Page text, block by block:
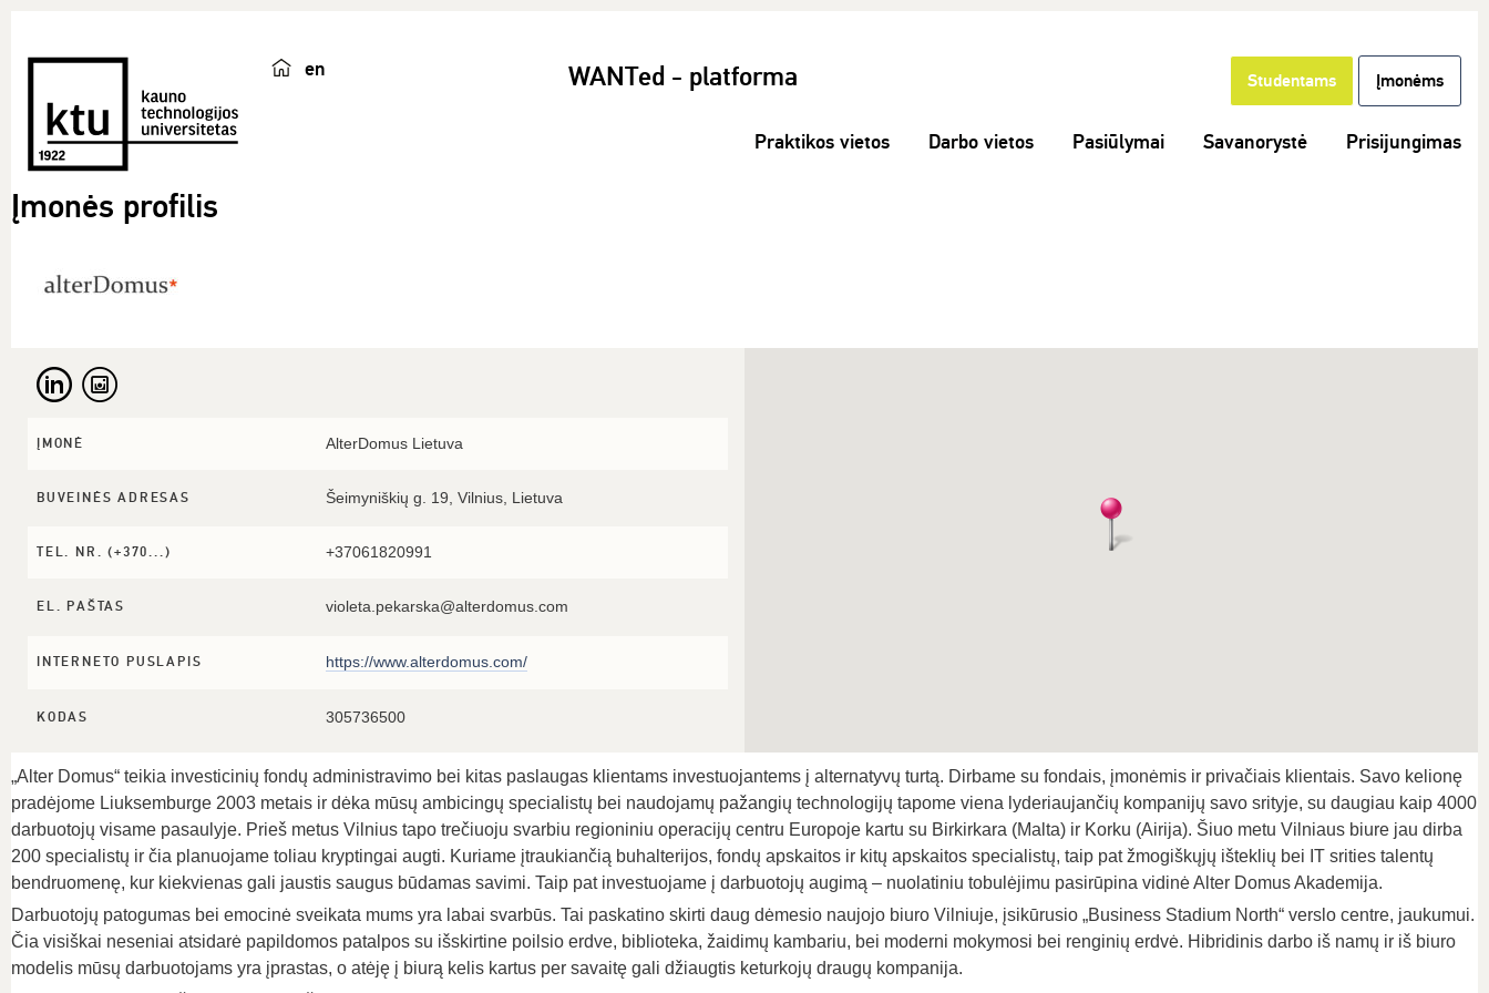
en WANTed - platforma Studentams Įmonėms
Praktikos vietos Darbo vietos Pasiūlymai Savanorystė Prisijungimas
Įmonės profilis
ĮMONĖ AlterDomus Lietuva
BUVEINĖS ADRESAS Šeimyniškių g. 19, Vilnius, Lietuva
TEL. NR. (+370...) +37061820991
EL. PAŠTAS violeta.pekarska@alterdomus.com
INTERNETO PUSLAPIS https://www.alterdomus.com/
KODAS 305736500
„Alter Domus“ teikia investicinių fondų administravimo bei kitas paslaugas klientams investuojantems į alternatyvų turtą. Dirbame su fondais, įmonėmis ir privačiais klientais. Savo kelionę
pradėjome Liuksemburge 2003 metais ir dėka mūsų ambicingų specialistų bei naudojamų pažangių technologijų tapome viena lyderiaujančių kompanijų savo srityje, su daugiau kaip 4000
darbuotojų visame pasaulyje. Prieš metus Vilnius tapo trečiuoju svarbiu regioniniu operacijų centru Europoje kartu su Birkirkara (Malta) ir Korku (Airija). Šiuo metu Vilniaus biure jau dirba
200 specialistų ir čia planuojame toliau kryptingai augti. Kuriame įtraukiančią buhalterijos, fondų apskaitos ir kitų apskaitos specialistų, taip pat žmogiškųjų išteklių bei IT srities talentų
bendruomenę, kur kiekvienas gali jaustis saugus būdamas savimi. Taip pat investuojame į darbuotojų augimą – nuolatiniu tobulėjimu pasirūpina vidinė Alter Domus Akademija.
Darbuotojų patogumas bei emocinė sveikata mums yra labai svarbūs. Tai paskatino skirti daug dėmesio naujojo biuro Vilniuje, įsikūrusio „Business Stadium North“ verslo centre, jaukumui.
Čia visiškai neseniai atsidarė papildomos patalpos su išskirtine poilsio erdve, biblioteka, žaidimų kambariu, bei moderni mokymosi bei renginių erdvė. Hibridinis darbo iš namų ir iš biuro
modelis mūsų darbuotojams yra įprastas, o atėję į biurą kelis kartus per savaitę gali džiaugtis keturkojų draugų kompanija.